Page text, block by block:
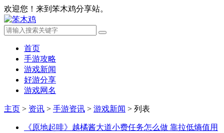
欢迎您！来到笨木鸡分享站。
首页
手游攻略
游戏新闻
好游分享
游戏网名
主页 > 资讯 > 手游资讯 > 游戏新闻 > 列表
《原地起啡》越橘酱大道小费任务怎么做 靠拉低熵值用